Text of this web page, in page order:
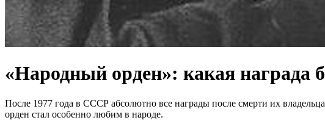
«Народный орден»: какая награда
После 1977 года в СССР абсолютно все награды после смерти их
орден стал особенно любим в народе.